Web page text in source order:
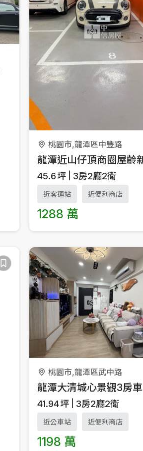
桃園市,龍潭區中豐路
45.6坪 3房2廳2衛
近客運站 近便利商店
1288 萬
桃園市,龍潭區武中路
龍潭大清城心景觀3房車
41.94坪 3房2廳2衛
近公車站 近便利商店
1198 萬